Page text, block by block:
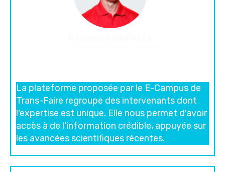
La plateforme proposée par le E-Campus de
Trans-Faire regroupe des intervenants dont
l'expertise est unique. Elle nous permet d'avoir
accès à de l'information crédible, appuyée sur
les avancées scientifiques récentes.